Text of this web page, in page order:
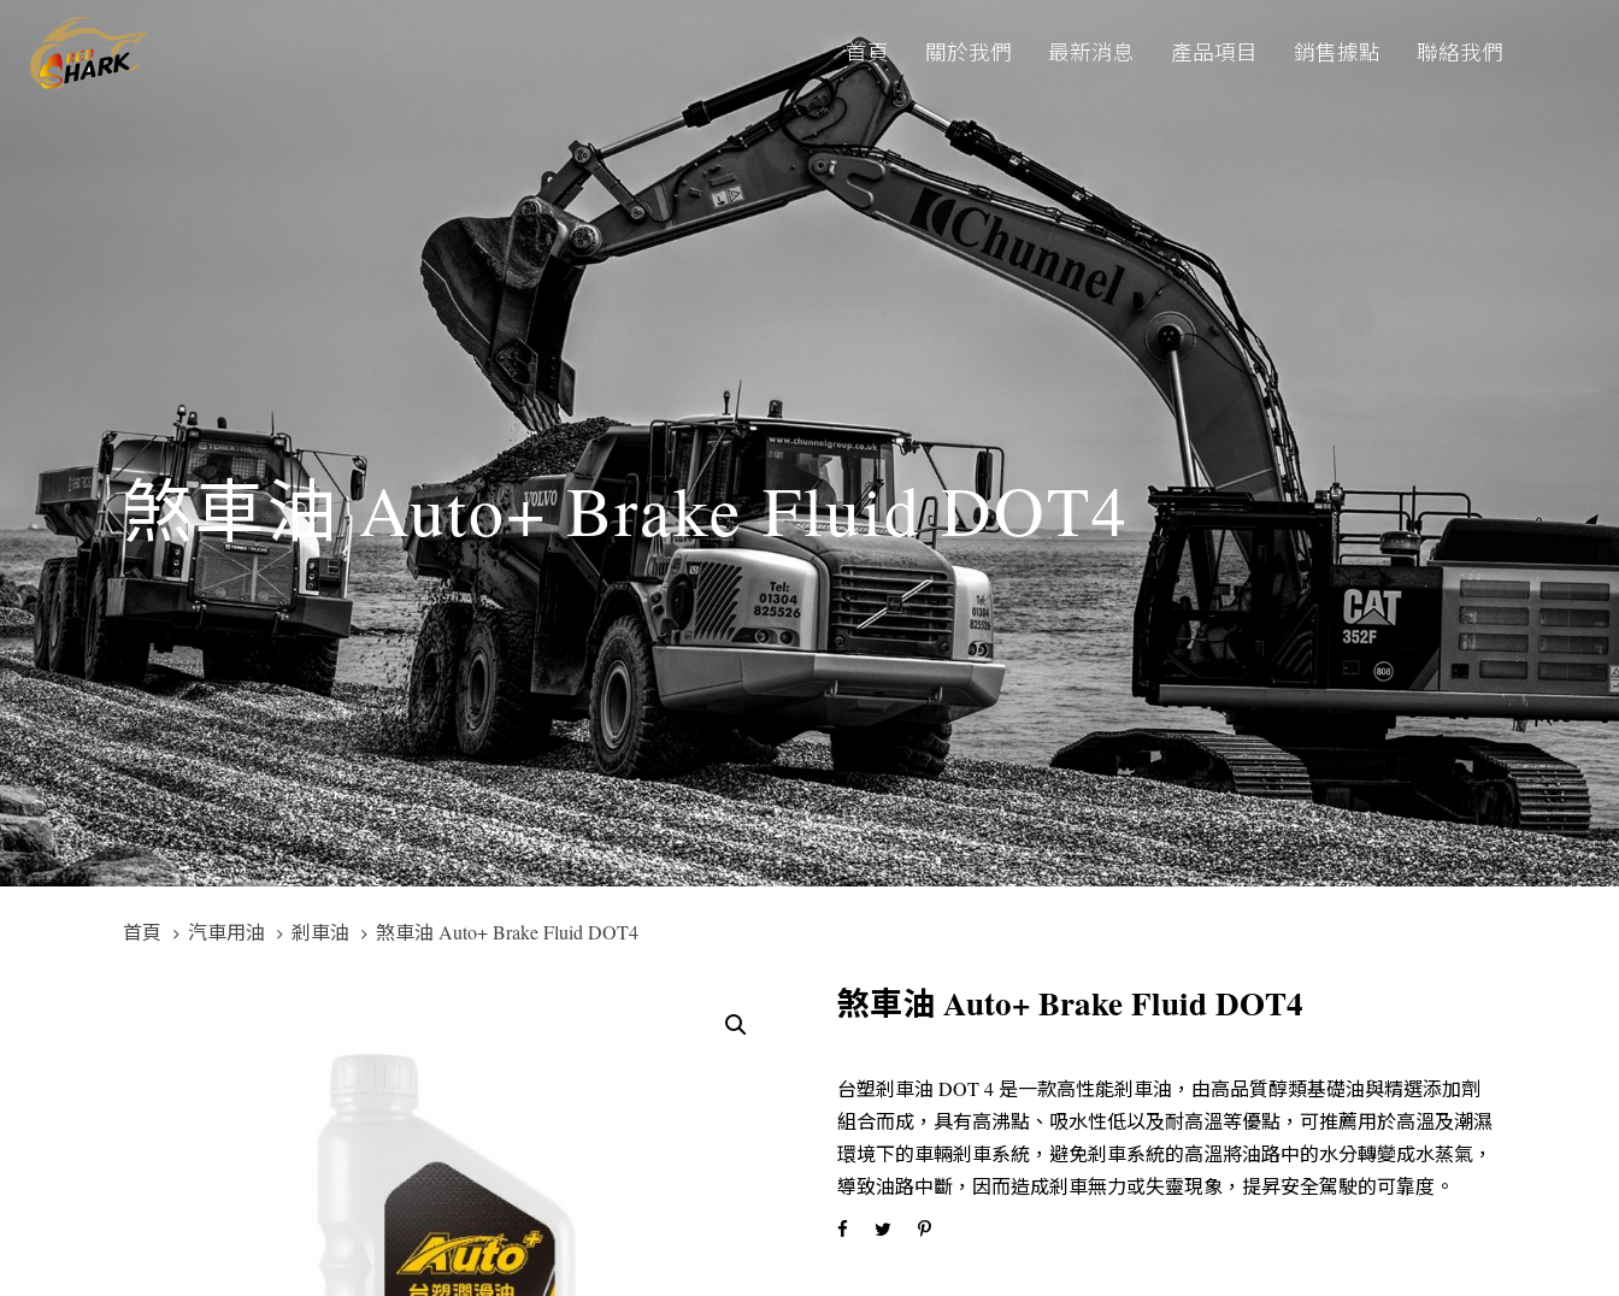
links
content
首頁 關於我們 最新消息 產品項目 銷售據點 聯絡我們
煞車油 Auto+ Brake Fluid DOT4
首頁 汽車用油 剎車油 煞車油 Auto+ Brake Fluid DOT4
煞車油 Auto+ Brake Fluid DOT4
台塑剎車油 DOT 4 是一款高性能剎車油，由高品質醇類基礎油與精選添加劑
組合而成，具有高沸點、吸水性低以及耐高溫等優點，可推薦用於高溫及潮濕
環境下的車輛剎車系統，避免剎車系統的高溫將油路中的水分轉變成水蒸氣，
導致油路中斷，因而造成剎車無力或失靈現象，提昇安全駕駛的可靠度。